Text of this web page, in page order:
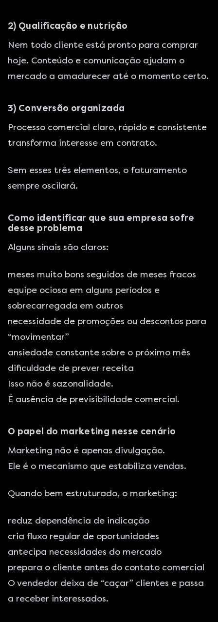
2) Qualificação e nutrição
Nem todo cliente está pronto para comprar
hoje. Conteúdo e comunicação ajudam o
mercado a amadurecer até o momento certo.
3) Conversão organizada
Processo comercial claro, rápido e consistente
transforma interesse em contrato.
Sem esses três elementos, o faturamento
sempre oscilará.
Como identificar que sua empresa sofre
desse problema
Alguns sinais são claros:
meses muito bons seguidos de meses fracos
equipe ociosa em alguns períodos e
sobrecarregada em outros
necessidade de promoções ou descontos para
“movimentar”
ansiedade constante sobre o próximo mês
dificuldade de prever receita
Isso não é sazonalidade.
É ausência de previsibilidade comercial.
O papel do marketing nesse cenário
Marketing não é apenas divulgação.
Ele é o mecanismo que estabiliza vendas.
Quando bem estruturado, o marketing:
reduz dependência de indicação
cria fluxo regular de oportunidades
antecipa necessidades do mercado
prepara o cliente antes do contato comercial
O vendedor deixa de “caçar” clientes e passa
a receber interessados.